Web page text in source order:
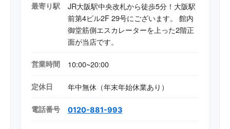
最寄り駅
JR大阪駅中央改札から徒歩5分！大阪駅
前第4ビル2F 29号にございます。 館内
御堂筋側エスカレーターを上った2階正
面が当店です。
営業時間 10:00~20:00
定休日 年中無休（年末年始休業あり）
電話番号 0120-881-993